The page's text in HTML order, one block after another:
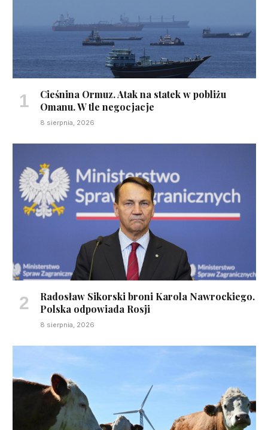
Cieśnina Ormuz. Atak na statek w pobliżu
Omanu. W tle negocjacje
8 sierpnia, 2026
Radosław Sikorski broni Karola Nawrockiego.
Polska odpowiada Rosji
8 sierpnia, 2026